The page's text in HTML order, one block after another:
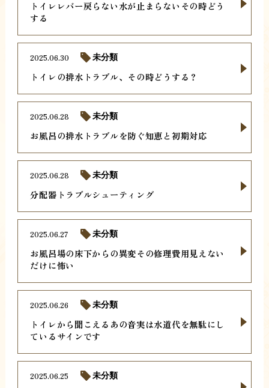
トイレレバー戻らない水が止まらないその時どう
する
トイレの排水トラブル、その時どうする？
2025.06.30 未分類
お風呂の排水トラブルを防ぐ知恵と初期対応
2025.06.28 未分類
分配器トラブルシューティング
2025.06.28 未分類
お風呂場の床下からの異変その修理費用見えない
だけに怖い
2025.06.27 未分類
トイレから聞こえるあの音実は水道代を無駄にし
ているサインです
2025.06.26 未分類
2025.06.25 未分類